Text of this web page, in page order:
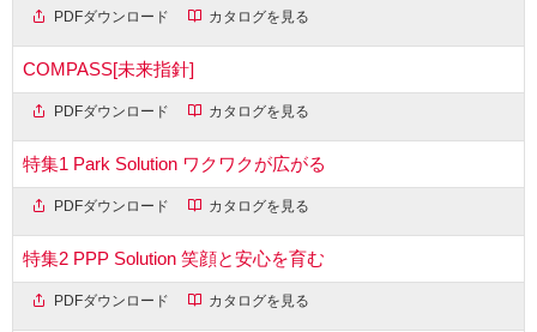
PDFダウンロード カタログを見る
COMPASS[未来指針]
PDFダウンロード カタログを見る
特集1 Park Solution ワクワクが広がる
PDFダウンロード カタログを見る
特集2 PPP Solution 笑顔と安心を育む
PDFダウンロード カタログを見る